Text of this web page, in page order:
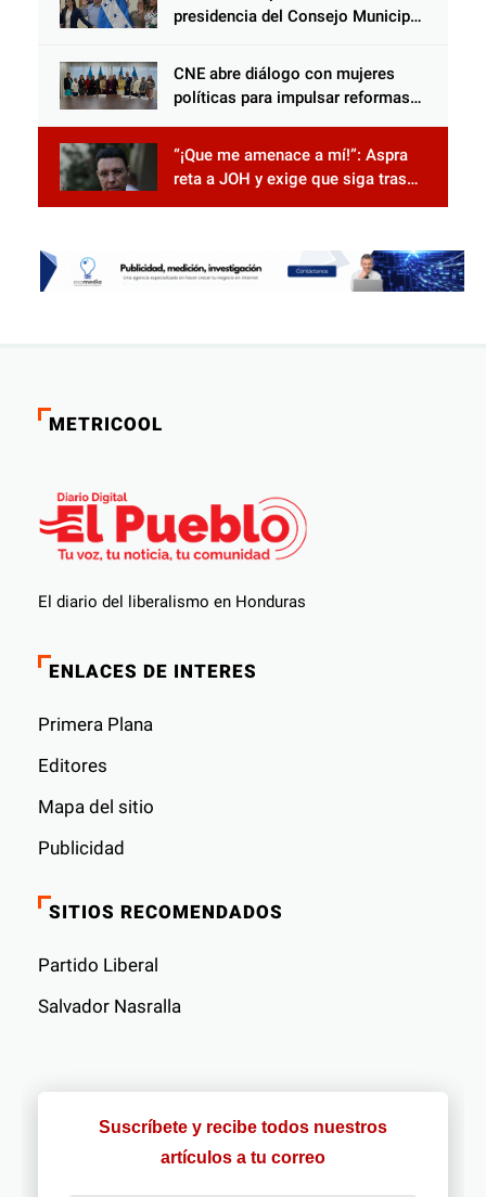
presidencia del Consejo Municipal
Censo Nacional 2026
CNE abre diálogo con mujeres
políticas para impulsar reformas
“¡Que me amenace a mí!”: Aspra
reta a JOH y exige que siga tras
las rejas
METRICOOL
El diario del liberalismo en Honduras
ENLACES DE INTERES
Primera Plana
Editores
Mapa del sitio
Publicidad
SITIOS RECOMENDADOS
Partido Liberal
Salvador Nasralla
Suscríbete y recibe todos nuestros
artículos a tu correo